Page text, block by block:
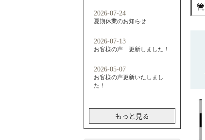
もっと見る